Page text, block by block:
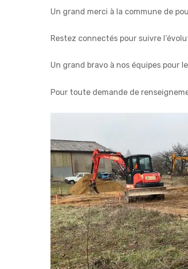
Un grand merci à la commune de
Restez connectés pour suivre
Un grand bravo à nos équipes pour
Pour toute demande de